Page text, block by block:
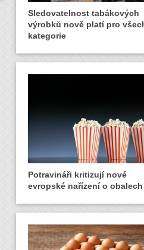
Sledovatelnost tabákových
výrobků nově platí pro
kategorie
Potravináři kritizují nové
evropské nařízení o obalech